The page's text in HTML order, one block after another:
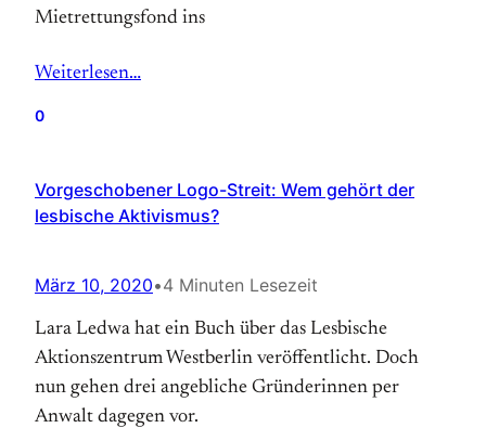
Mietrettungsfond ins
Weiterlesen…
0
Vorgeschobener Logo-Streit: Wem gehört der
lesbische Aktivismus?
März 10, 2020•4 Minuten Lesezeit
Lara Ledwa hat ein Buch über das Lesbische
Aktionszentrum Westberlin veröffentlicht. Doch
nun gehen drei angebliche Gründerinnen per
Anwalt dagegen vor.